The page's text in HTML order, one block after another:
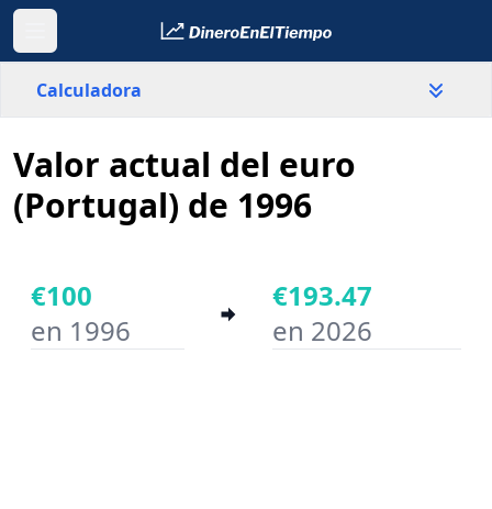
Calculadora
País
Año inicial
Valor actual del euro
(Portugal) de 1996
€100
en 1996
€193.47
en 2026